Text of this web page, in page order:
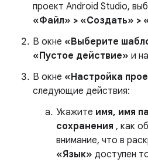
проект Android Studio,
«Файл» > «Создать» >
В окне «Выберите
«Пустое действие» и
В окне «Настройка
следующие действия:
Укажите имя, имя
сохранения , как
внимание, что в
«Язык» доступен